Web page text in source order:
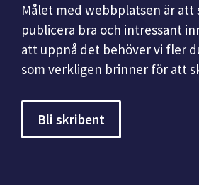
Målet med webbplatsen är att
publicera bra och intressant
att uppnå det behöver vi fler
som verkligen brinner för att
Bli skribent